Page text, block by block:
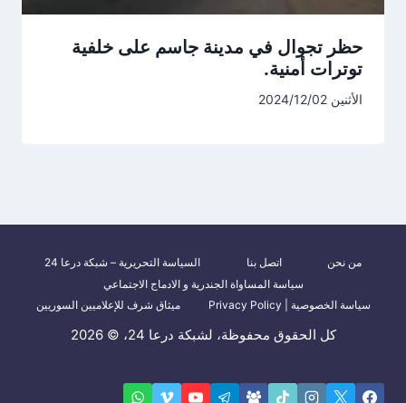
حظر تجوال في مدينة جاسم على خلفية
توترات أمنية.
الأثنين 2024/12/02
من نحن اتصل بنا
السياسة التحريرية – شبكة درعا 24
سياسة المساواة الجندرية و الادماج الاجتماعي
سياسة الخصوصية | Privacy Policy
ميثاق شرف للإعلاميين السوريين
كل الحقوق محفوظة، لشبكة درعا 24، © 2026